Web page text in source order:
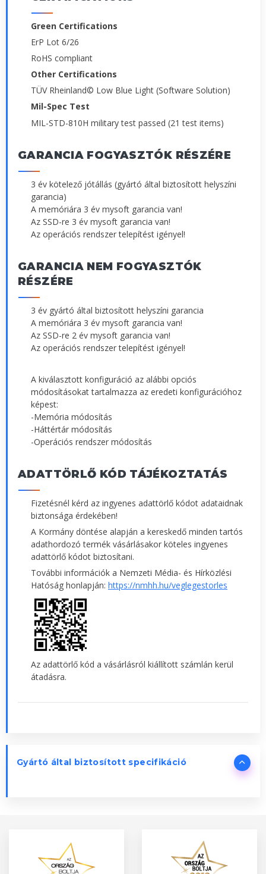
Green Certifications
ErP Lot 6/26
RoHS compliant
Other Certifications
TÜV Rheinland© Low Blue Light (Software Solution)
Mil-Spec Test
MIL-STD-810H military test passed (21 test items)
GARANCIA FOGYASZTÓK RÉSZÉRE
3 év kötelező jótállás (gyártó által biztosított helyszíni
garancia)
A memóriára 3 év mysoft garancia van!
Az SSD-re 3 év mysoft garancia van!
Az operációs rendszer telepítést igényel!
GARANCIA NEM FOGYASZTÓK
RÉSZÉRE
3 év gyártó által biztosított helyszíni garancia
A memóriára 3 év mysoft garancia van!
Az SSD-re 2 év mysoft garancia van!
Az operációs rendszer telepítést igényel!
A kiválasztott konfiguráció az alábbi opciós
módosításokat tartalmazza az eredeti konfigurációhoz
képest:
-Memória módosítás
-Háttértár módosítás
-Operációs rendszer módosítás
ADATTÖRLŐ KÓD TÁJÉKOZTATÁS
Fizetésnél kérd az ingyenes adattörlő kódot adataidnak
biztonsága érdekében!
A Kormány döntése alapján a kereskedő minden tartós
adathordozó termék vásárlásakor köteles ingyenes
adattörlő kódot biztosítani.
További információk a Nemzeti Média- és Hírközlési
Hatóság honlapján: https://nmhh.hu/veglegestorles
Az adattörlő kód a vásárlásról kiállított számlán kerül
átadásra.
Gyártó által biztosított specifikáció